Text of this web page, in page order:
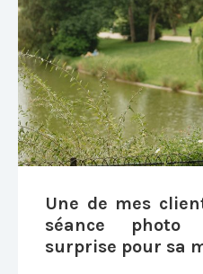
Une de mes
séance photo
surprise pour sa